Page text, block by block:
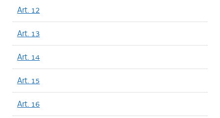
Art. 12
Art. 13
Art. 14
Art. 15
Art. 16